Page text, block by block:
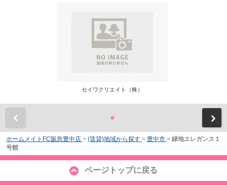
セイワクリエイト（株）
ホームメイトFC阪急豊中店 > (賃貸)地域から探す > 豊中市 > 緑地エレガンス１
号館
ページトップに戻る